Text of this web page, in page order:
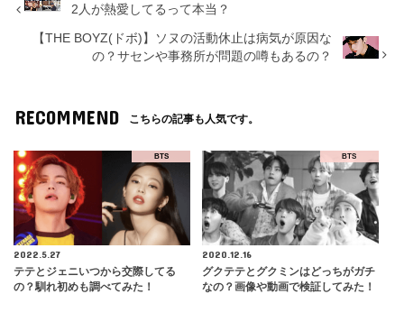
2人が熱愛してるって本当？
【THE BOYZ(ドボ)】ソヌの活動休止は病気が原因な
の？サセンや事務所が問題の噂もあるの？
RECOMMEND こちらの記事も人気です。
BTS
2022.5.27
テテとジェニいつから交際してる
の？馴れ初めも調べてみた！
BTS
2020.12.16
グクテテとグクミンはどっちがガチ
なの？画像や動画で検証してみた！